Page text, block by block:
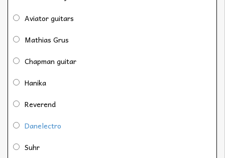
Aviator guitars
Mathias Grus
Chapman guitar
Hanika
Reverend
Danelectro
Suhr